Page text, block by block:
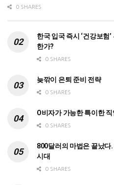
0 SHARES
한국 입국 즉시 ‘건강보험
한가?
0 SHARES
늦깎이 은퇴 준비 전략
0 SHARES
O비자가 가능한 특이한
0 SHARES
800달러의 마법은 끝났다
시대
0 SHARES